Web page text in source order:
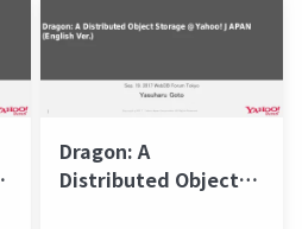
Dragon: A
Distributed Object